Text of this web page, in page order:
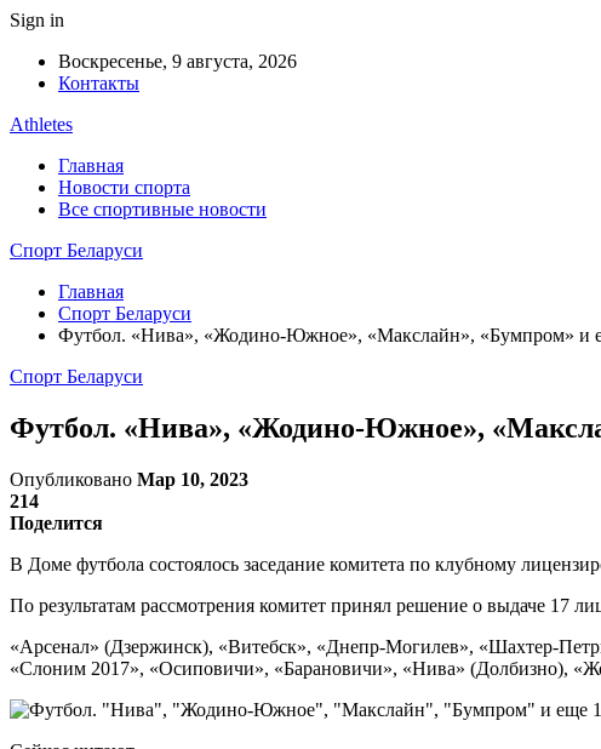
Sign in
Воскресенье, 9 августа, 2026
Контакты
Athletes
Главная
Новости спорта
Все спортивные новости
Спорт Беларуси
Главная
Спорт Беларуси
Футбол. «Нива», «Жодино-Южное», «Макслайн», «Бумпром» и
Спорт Беларуси
Футбол. «Нива», «Жодино-Южное»,
Опубликовано Мар 10, 2023
214
Поделится
В Доме футбола состоялось заседание комитета по клубному
По результатам рассмотрения комитет принял решение о выдаче 17
«Арсенал» (Дзержинск), «Витебск», «Днепр-Могилев», «Шахтер-
«Слоним 2017», «Осиповичи», «Барановичи», «Нива» (Долбизно),